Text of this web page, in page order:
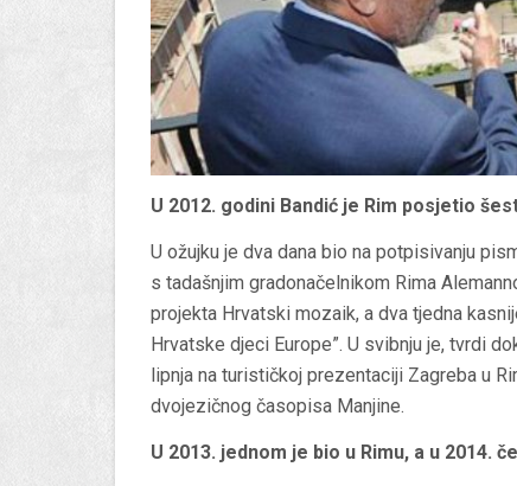
U 2012. godini Bandić je Rim posjetio
U ožujku je dva dana bio na potpisivanju
s tadašnjim gradonačelnikom Rima
projekta Hrvatski mozaik, a dva tjedna
Hrvatske djeci Europe”. U svibnju je, tvrdi
lipnja na turističkoj prezentaciji Zagreba u
dvojezičnog časopisa Manjine.
U 2013. jednom je bio u Rimu, a u 2014.